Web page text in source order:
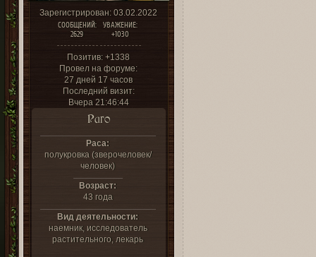
Зарегистрирован: 03.02.2022
СООБЩЕНИЙ:
2629
УВАЖЕНИЕ:
+1030
Позитив: +1338
Провел на форуме:
27 дней 17 часов
Последний визит:
Вчера 21:46:44
Раго
Раса:
полукровка (зверочеловек/
человек)
Возраст:
43 года
Вид деятельности:
наемник, исследователь
растительного, лекарь